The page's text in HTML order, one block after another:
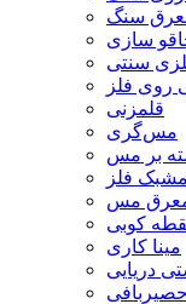
سنگ
سازی
سنتی
روی فلز
قلمزنی
مس‌گری
بر مس
مشبک فلز
مس
کوبی
مینا کاری
دریایی
حصیربافی